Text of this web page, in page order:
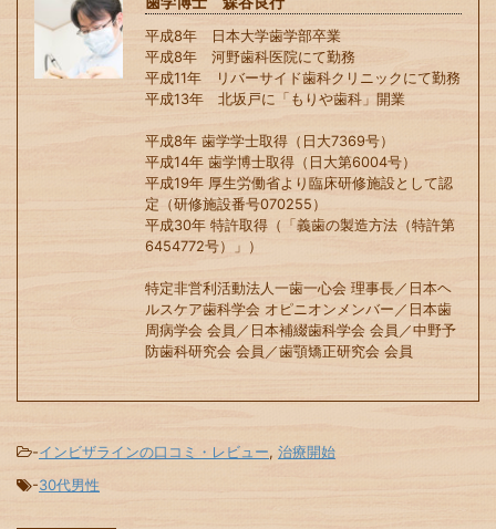
平成8年 日本大学歯学部卒業
平成8年 河野歯科医院にて勤務
平成11年 リバーサイド歯科クリニックにて勤務
平成13年 北坂戸に「もりや歯科」開業
平成8年 歯学学士取得（日大7369号）
平成14年 歯学博士取得（日大第6004号）
平成19年 厚生労働省より臨床研修施設として認
定（研修施設番号070255）
平成30年 特許取得（「義歯の製造方法（特許第
6454772号）」）
特定非営利活動法人一歯一心会 理事長／日本ヘ
ルスケア歯科学会 オピニオンメンバー／日本歯
周病学会 会員／日本補綴歯科学会 会員／中野予
防歯科研究会 会員／歯顎矯正研究会 会員
-インビザラインの口コミ・レビュー, 治療開始
-30代男性